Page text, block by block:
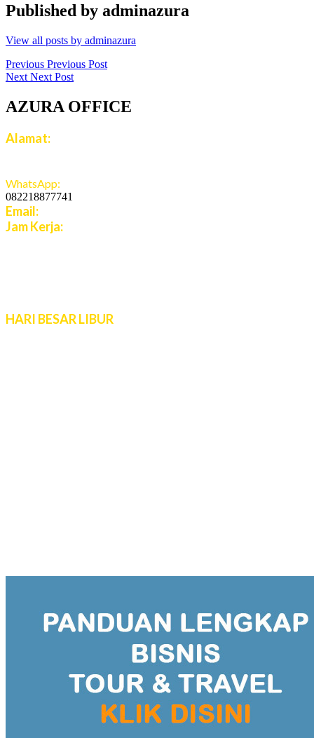
Published by adminazura
View all posts by adminazura
Post
navigation
Previous Previous
post:
Previous Post
Next Next
Next Post
AZURA OFFICE
Alamat:
WhatsApp:
082218877741
Email:
Jam Kerja:
HARI BESAR LIBUR